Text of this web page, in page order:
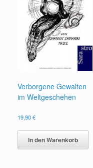
Verborgene Gewalten
im Weltgeschehen
19,90€
In den Warenkorb